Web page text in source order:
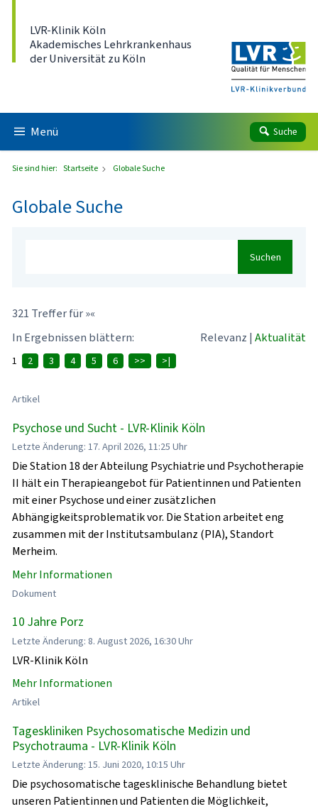
LVR-Klinik Köln
Akademisches Lehrkrankenhaus
der Universität zu Köln
Menü Suche
Sie sind hier: Startseite Globale Suche
Globale Suche
Suchen
321 Treffer für »«
In Ergebnissen blättern:
Relevanz | Aktualität
1 2 3 4 5 6 >> >|
Artikel
Psychose und Sucht - LVR-Klinik Köln
Letzte Änderung: 17. April 2026, 11:25 Uhr
Die Station 18 der Abteilung Psychiatrie und Psychotherapie
II hält ein Therapieangebot für Patientinnen und Patienten
mit einer Psychose und einer zusätzlichen
Abhängigkeitsproblematik vor. Die Station arbeitet eng
zusammen mit der Institutsambulanz (PIA), Standort
Merheim.
Mehr Informationen
Dokument
10 Jahre Porz
Letzte Änderung: 8. August 2026, 16:30 Uhr
LVR-Klinik Köln
Mehr Informationen
Artikel
Tageskliniken Psychosomatische Medizin und
Psychotrauma - LVR-Klinik Köln
Letzte Änderung: 15. Juni 2020, 10:15 Uhr
Die psychosomatische tagesklinische Behandlung bietet
unseren Patientinnen und Patienten die Möglichkeit,